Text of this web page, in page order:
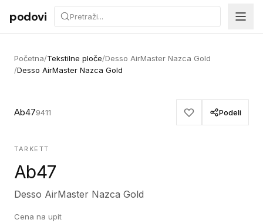
Preskoči na sadržaj
podovi
Početna/Tekstilne ploče/Desso AirMaster Nazca Gold
/Desso AirMaster Nazca Gold
Ab479411 Podeli
TARKETT
Ab47
Desso AirMaster Nazca Gold
Cena na upit